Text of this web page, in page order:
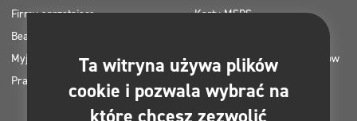
Firmy sprzątające
Beauty
Myjnie samochodowe
Pralnie
Karty MSDS
Plany zastosowania produktów
Pozwolenia i atesty
Ta witryna używa plików
cookie i pozwala wybrać na